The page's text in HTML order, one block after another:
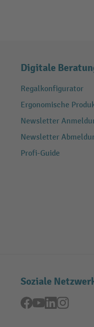
Digitale
Regalkonfigurator
Ergonomische
Newsletter
Newsletter
Profi-Guide
Soziale
Facebook
YouTubeLinkedIn